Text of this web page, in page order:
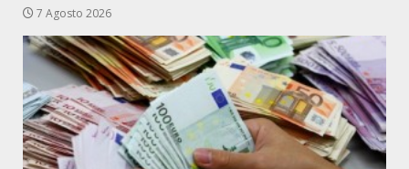
7 Agosto 2026